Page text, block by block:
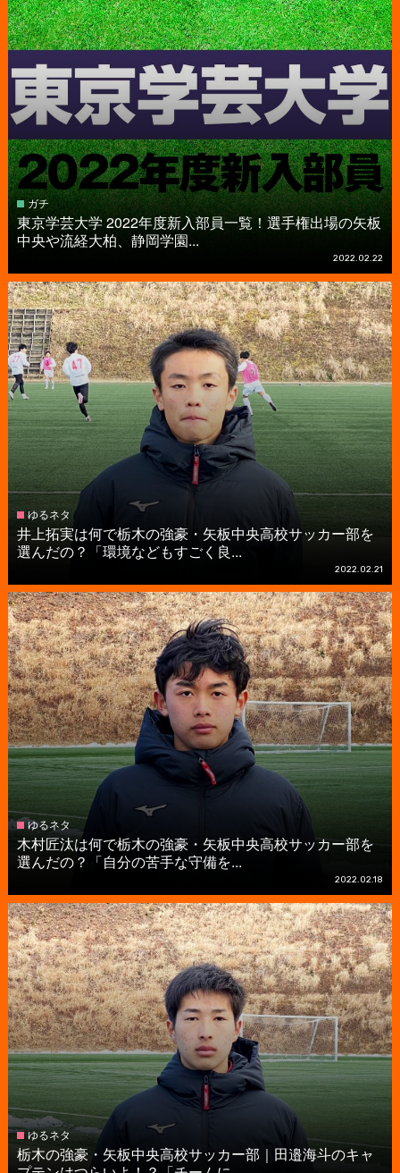
ガチ
東京学芸大学 2022年度新入部員一覧！選手権出場の矢板
中央や流経大柏、静岡学園...
2022.02.22
ゆるネタ
井上拓実は何で栃木の強豪・矢板中央高校サッカー部を
選んだの？「環境などもすごく良...
2022.02.21
ゆるネタ
木村匠汰は何で栃木の強豪・矢板中央高校サッカー部を
選んだの？「自分の苦手な守備を...
2022.02.18
ゆるネタ
栃木の強豪・矢板中央高校サッカー部｜田邉海斗のキャ